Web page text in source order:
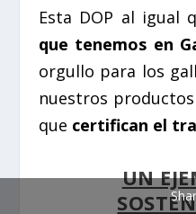
Esta DOP al igual
que tenemos en
orgullo para los
nuestros
que certifican el
UN